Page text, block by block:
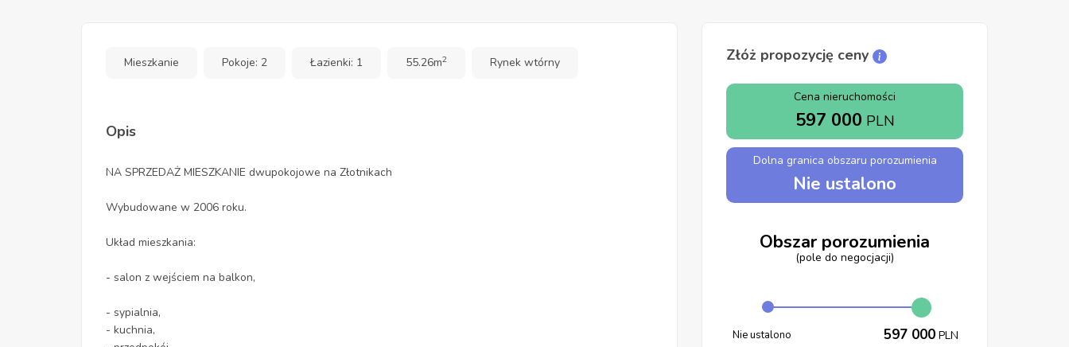
Mieszkanie Pokoje: 2 Łazienki: 1 55.26m2 Rynek wtórny
Opis
NA SPRZEDAŻ MIESZKANIE dwupokojowe na Złotnikach
Wybudowane w 2006 roku.
Układ mieszkania:
- salon z wejściem na balkon,
- sypialnia,
- kuchnia,
Złóż propozycję ceny
Cena nieruchomości
597 000 PLN
Dolna granica obszaru porozumienia
Nie ustalono
Obszar porozumienia
(pole do negocjacji)
Nie ustalono 597 000 PLN